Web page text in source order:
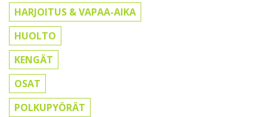
HARJOITUS & VAPAA-AIKA
HUOLTO
KENGÄT
OSAT
POLKUPYÖRÄT